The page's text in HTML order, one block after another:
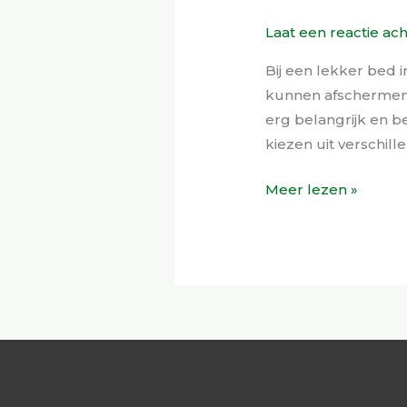
Laat een reactie
Bij een lekker bed
kunnen
erg belangrijk en
kiezen uit
Meer lezen »